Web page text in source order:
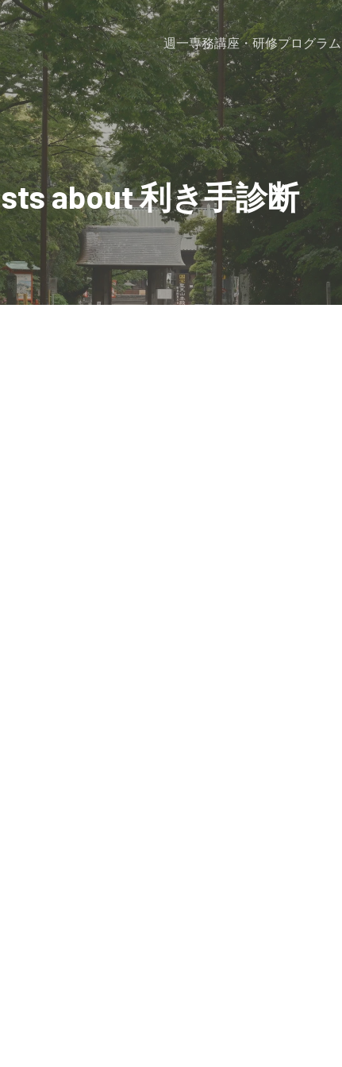
週一専務講座・研修プログラム
about 利き手診断